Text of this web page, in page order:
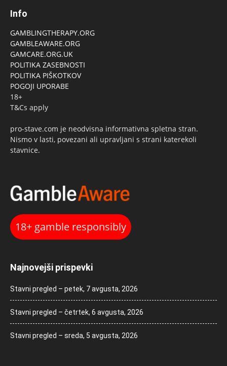
Info
GAMBLINGTHERAPY.ORG
GAMBLEAWARE.ORG
GAMCARE.ORG.UK
POLITIKA ZASEBNOSTI
POLITIKA PIŠKOTKOV
POGOJI UPORABE
18+
T&Cs apply
pro-stave.com je neodvisna informativna spletna stran.
Nismo v lasti, povezani ali upravljani s strani katerekoli
stavnice.
18+ gamble responsibly
Najnovejši prispevki
Stavni pregled – petek, 7 avgusta, 2026
Stavni pregled – četrtek, 6 avgusta, 2026
Stavni pregled – sreda, 5 avgusta, 2026